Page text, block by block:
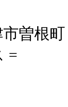
曽根町
=